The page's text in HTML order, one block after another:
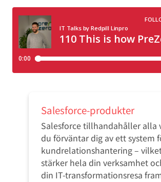
Salesforce-produkter
Salesforce tillhandahåller alla
du förväntar dig av ett system
kundrelationshantering –
stärker hela din verksamhet
din IT-transformationsresa